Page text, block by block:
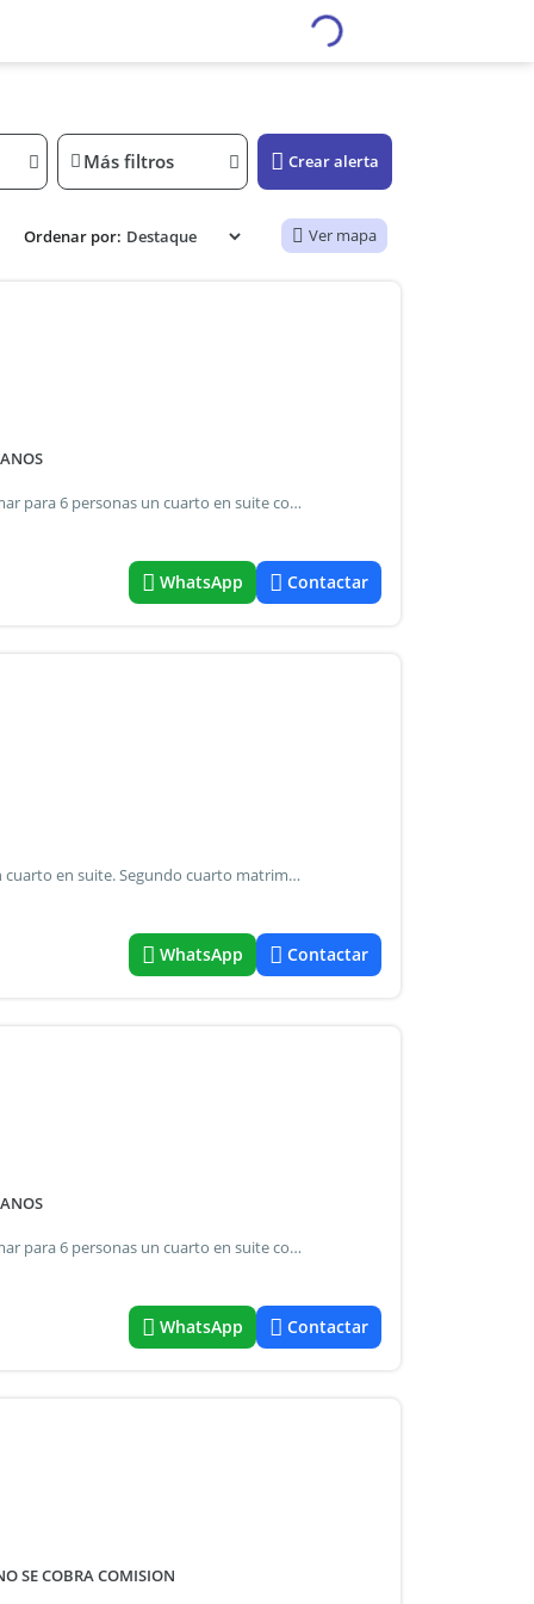
Más filtros Crear alerta
Ordenar por: Ver mapa
Casa de playa ubicada entre los médanos en chacras del mar para 6 personas un cuarto en suite con aa. Segundo cuarto cama doble y tercer cuarto para 3 personas. Dos baños completos en total y una ducha exterior agua caliente. Cocina comedor y living integrado. Parrilla techada, estacionamiento semi cubierto para tres vehículos , todo sobre terreno de 5000 m2 rodeado de dunas y atardeceres soñados. Dos terrazas wiffi tiene lavadero con lavarropas. Smart tv, con cable y fibra óptica. Con vistas al mar y a 800 m aproximados de la playa. Acceso únicamente con vehículo doble tracción
WhatsApp Contactar
Casa playa ubicada entre los medanos para 7 personas un cuarto en suite. Segundo cuarto matrimonial. Tercer cuarto para 3 personas. Dos baños completos en total y una ducha exterior agua caliente. Cocina comedor y living integrado. Parrilla, cancha de voleibol, todo sobre terreno de 5000 m2. Wiffi tiene lavadero con lavarropas y lavavajillas. Smart tv, con cable y fibra óptica. Con vistas al mar y a 800 m aproximados de la playa. Acceso únicamente con vehículo doble tracción
WhatsApp Contactar
Casa de playa ubicada entre los médanos en chacras del mar para 6 personas un cuarto en suite con aa. Segundo cuarto cama doble y tercer cuarto para 3 personas. Dos baños completos en total y una ducha exterior agua caliente. Cocina comedor y living integrado. Parrilla techada, estacionamiento semi cubierto para tres vehículos , todo sobre terreno de 5000 m2 rodeado de dunas y atardeceres soñados. Dos terrazas wiffi tiene lavadero con lavarropas. Smart tv, con cable y fibra óptica. Con vistas al mar y a 800 m aproximados de la playa. Acceso únicamente con vehículo doble tracción
WhatsApp Contactar
SE COBRA COMISION